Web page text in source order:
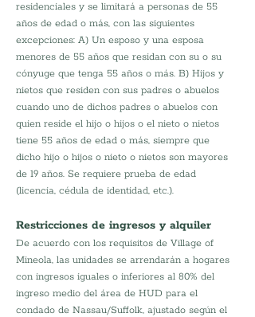
residenciales y se limitará a personas de 55
años de edad o más, con las siguientes
excepciones: A) Un esposo y una esposa
menores de 55 años que residan con su o su
cónyuge que tenga 55 años o más. B) Hijos y
nietos que residen con sus padres o abuelos
cuando uno de dichos padres o abuelos con
quien reside el hijo o hijos o el nieto o nietos
tiene 55 años de edad o más, siempre que
dicho hijo o hijos o nieto o nietos son mayores
de 19 años. Se requiere prueba de edad
(licencia, cédula de identidad, etc.).
Restricciones de ingresos y alquiler
De acuerdo con los requisitos de Village of
Mineola, las unidades se arrendarán a hogares
con ingresos iguales o inferiores al 80% del
ingreso medio del área de HUD para el
condado de Nassau/Suffolk, ajustado según el